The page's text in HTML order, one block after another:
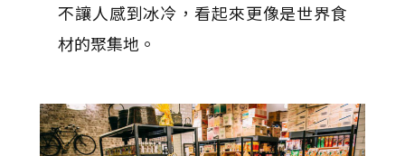
不讓人感到冰冷，看起來更像是世界食
材的聚集地。